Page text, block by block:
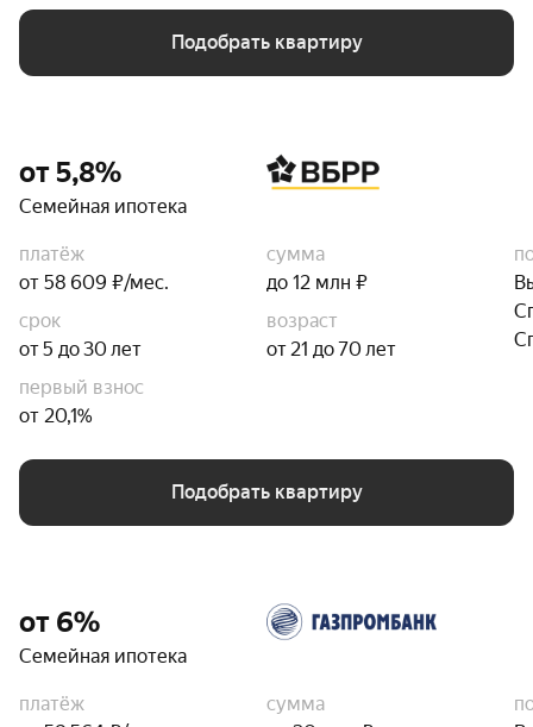
Подобрать квартиру
от 5,8%
Семейная ипотека
платёж
от 58 609 ₽/мес.
сумма
до 12 млн ₽
срок
от 5 до 30 лет
возраст
от 21 до 70 лет
первый взнос
от 20,1%
Подобрать квартиру
от 6%
Семейная ипотека
платёж
сумма